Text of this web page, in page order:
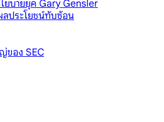
ยบายยุค Gary Gensler
ประโยชน์ทับซ้อน
ของ SEC